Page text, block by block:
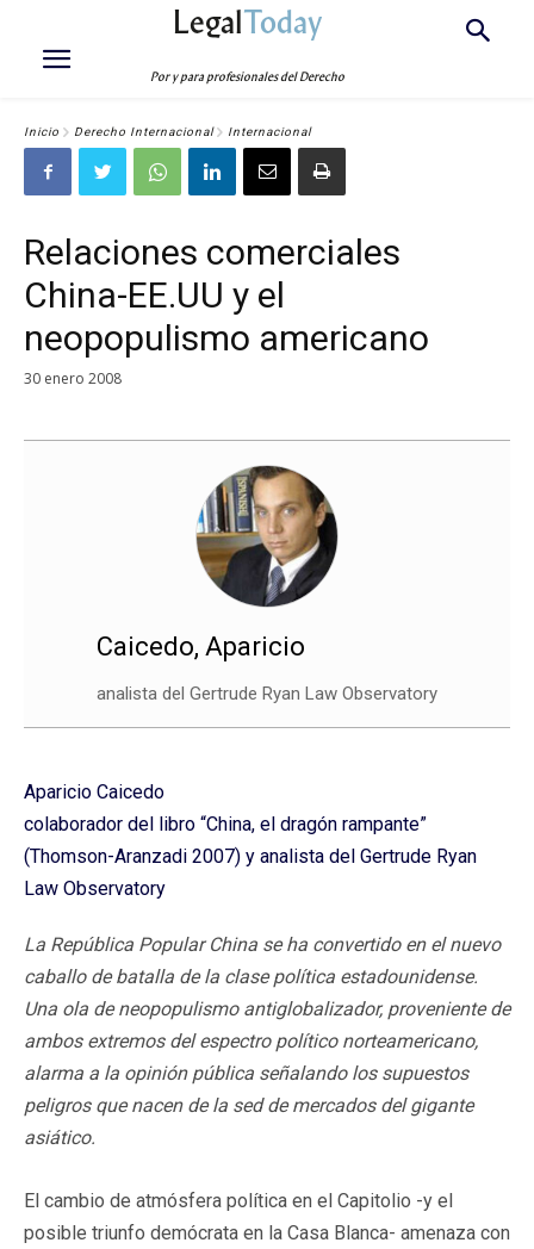
LegalToday
Por y para profesionales del Derecho
Inicio Derecho Internacional Internacional
Relaciones comerciales
China-EE.UU y el
neopopulismo americano
30 enero 2008
Caicedo, Aparicio
analista del Gertrude Ryan Law Observatory
Aparicio Caicedo
colaborador del libro “China, el dragón rampante”
(Thomson-Aranzadi 2007) y analista del Gertrude Ryan
Law Observatory
La República Popular China se ha convertido en el nuevo
caballo de batalla de la clase política estadounidense.
Una ola de neopopulismo antiglobalizador, proveniente de
ambos extremos del espectro político norteamericano,
alarma a la opinión pública señalando los supuestos
peligros que nacen de la sed de mercados del gigante
asiático.
El cambio de atmósfera política en el Capitolio -y el
posible triunfo demócrata en la Casa Blanca- amenaza con